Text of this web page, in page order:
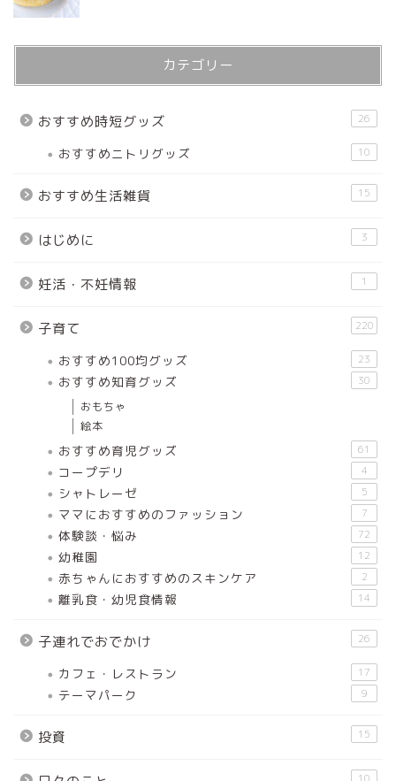
カテゴリー
おすすめ時短グッズ 26
おすすめニトリグッズ 10
おすすめ生活雑貨 15
はじめに 3
妊活・不妊情報 1
子育て 220
おすすめ100均グッズ 23
おすすめ知育グッズ 30
おもちゃ
絵本
おすすめ育児グッズ 61
コープデリ 4
シャトレーゼ 5
ママにおすすめのファッション 7
体験談・悩み 72
幼稚園 12
赤ちゃんにおすすめのスキンケア 2
離乳食・幼児食情報 14
子連れでおでかけ 26
カフェ・レストラン 17
テーマパーク 9
投資 15